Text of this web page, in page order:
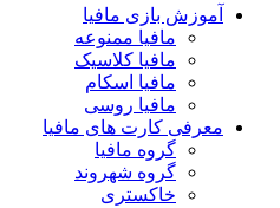
آموزش بازی مافیا
مافیا ممنوعه
مافیا کلاسیک
مافیا اسکام
مافیا روسی
معرفی کارت های مافیا
گروه مافیا
گروه شهروند
خاکستری